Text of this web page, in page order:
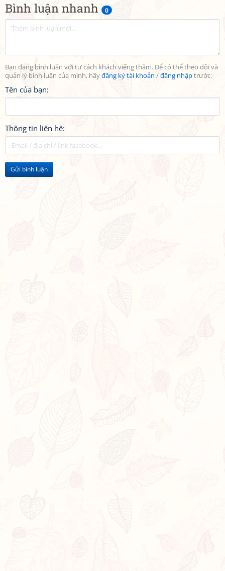
Bình luận nhanh 0
Bạn đang bình luận với tư cách khách viếng thăm. Để có thể theo dõi và
quản lý bình luận của mình, hãyđăng ký tài khoản /đăng nhậptrước.
Tên của bạn:
Thông tin liên hệ:
Gửi bình luận